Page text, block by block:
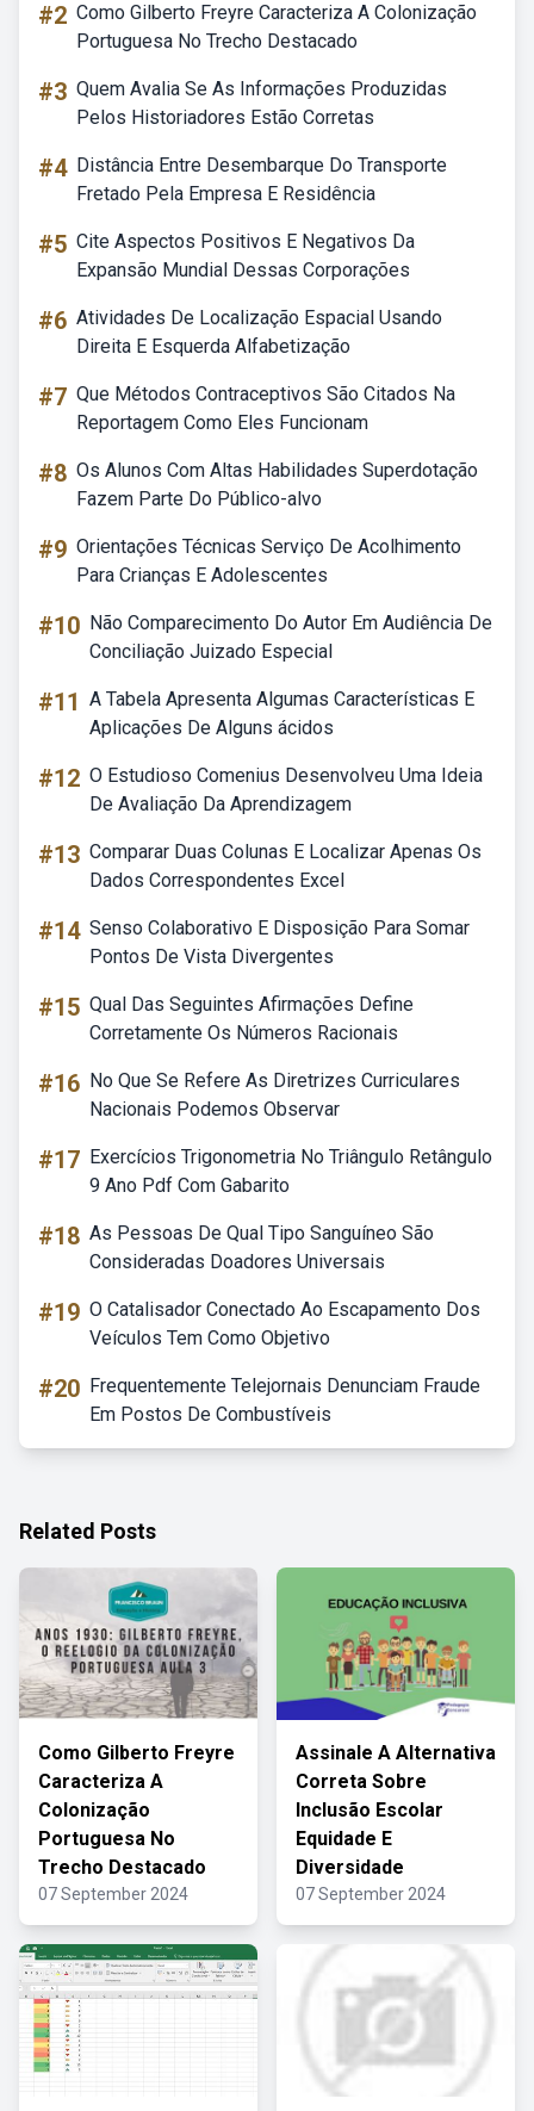
#2 Como Gilberto Freyre Caracteriza A Colonização
Portuguesa No Trecho Destacado
#3 Quem Avalia Se As Informações Produzidas
Pelos Historiadores Estão Corretas
#4 Distância Entre Desembarque Do Transporte
Fretado Pela Empresa E Residência
#5 Cite Aspectos Positivos E Negativos Da
Expansão Mundial Dessas Corporações
#6 Atividades De Localização Espacial Usando
Direita E Esquerda Alfabetização
#7 Que Métodos Contraceptivos São Citados Na
Reportagem Como Eles Funcionam
#8 Os Alunos Com Altas Habilidades Superdotação
Fazem Parte Do Público-alvo
#9 Orientações Técnicas Serviço De Acolhimento
Para Crianças E Adolescentes
#10 Não Comparecimento Do Autor Em Audiência De
Conciliação Juizado Especial
#11 A Tabela Apresenta Algumas Características E
Aplicações De Alguns ácidos
#12 O Estudioso Comenius Desenvolveu Uma Ideia
De Avaliação Da Aprendizagem
#13 Comparar Duas Colunas E Localizar Apenas Os
Dados Correspondentes Excel
#14 Senso Colaborativo E Disposição Para Somar
Pontos De Vista Divergentes
#15 Qual Das Seguintes Afirmações Define
Corretamente Os Números Racionais
#16 No Que Se Refere As Diretrizes Curriculares
Nacionais Podemos Observar
#17 Exercícios Trigonometria No Triângulo Retângulo
9 Ano Pdf Com Gabarito
#18 As Pessoas De Qual Tipo Sanguíneo São
Consideradas Doadores Universais
#19 O Catalisador Conectado Ao Escapamento Dos
Veículos Tem Como Objetivo
#20 Frequentemente Telejornais Denunciam Fraude
Em Postos De Combustíveis
Related Posts
Como Gilberto Freyre
Caracteriza A
Colonização
Portuguesa No
Trecho Destacado
07 September 2024
Assinale A Alternativa
Correta Sobre
Inclusão Escolar
Equidade E
Diversidade
07 September 2024